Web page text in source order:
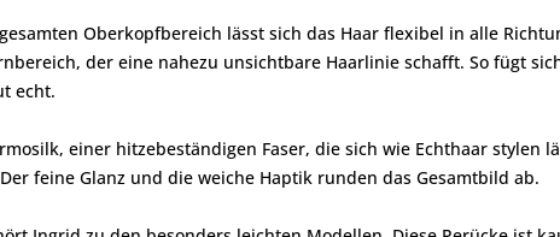
Oberkopfbereich lässt sich das Haar flexibel in alle
der eine nahezu unsichtbare Haarlinie schafft. So fügt
echt.
einer hitzebeständigen Faser, die sich wie Echthaar stylen
feine Glanz und die weiche Haptik runden das Gesamtbild ab.